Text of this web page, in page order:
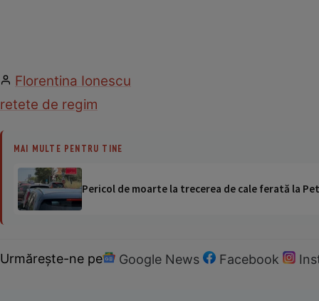
Florentina Ionescu
retete de regim
MAI MULTE PENTRU TINE
Pericol de moarte la trecerea de cale ferată la
Urmărește-ne pe Google News Facebook